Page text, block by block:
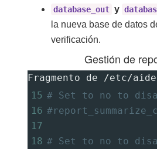
database_out y
la nueva base de datos
verificación.
Gestión de
Fragmento de /etc/
15 # Set to no to
16
17
18 # Set to no to